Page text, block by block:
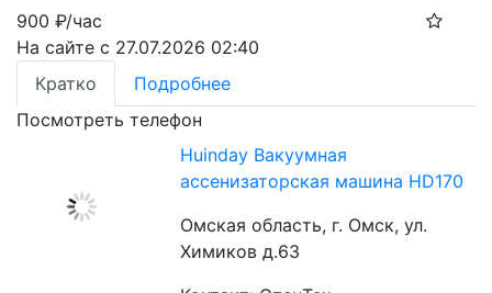
900 ₽/час
На сайте с 27.07.2026 02:40
Кратко
Подробнее
Посмотреть телефон
Huinday Вакуумная
ассенизаторская машина HD170
Омская область, г. Омск, ул.
Химиков д.63